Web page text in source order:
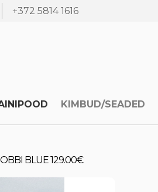
+372 5814 1616
KIMBUD/SEADED
BLUE 129.00€